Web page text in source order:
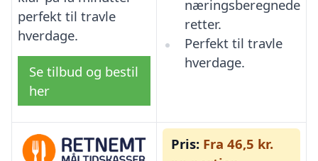
perfekt til travle
hverdage.
Se tilbud og bestil
her
næringsberegnede
retter.
Perfekt til travle
hverdage.
Pris: Fra 46,5 kr.